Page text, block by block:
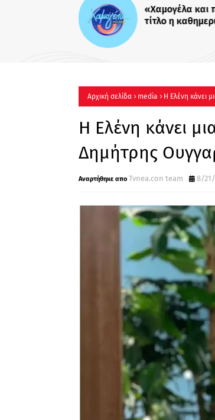
«Χαμογέλα και
τίτλο η
Αρχική σελίδα media Η Ελένη κάνει
Η Ελένη κάνει
Δημήτρης
Tvnea.con team 8/21/